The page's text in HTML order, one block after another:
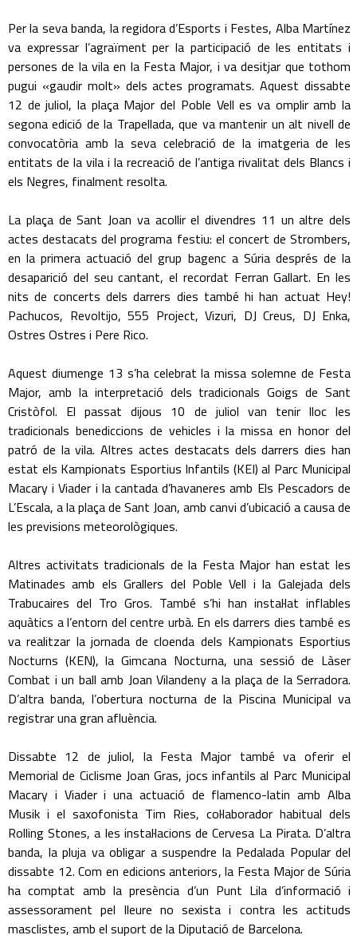
Per la seva banda, la regidora d’Esports i Festes, Alba Martínez
va expressar l’agraïment per la participació de les entitats i
persones de la vila en la Festa Major, i va desitjar que tothom
pugui «gaudir molt» dels actes programats. Aquest dissabte
12 de juliol, la plaça Major del Poble Vell es va omplir amb la
segona edició de la Trapellada, que va mantenir un alt nivell de
convocatòria amb la seva celebració de la imatgeria de les
entitats de la vila i la recreació de l’antiga rivalitat dels Blancs i
els Negres, finalment resolta.
La plaça de Sant Joan va acollir el divendres 11 un altre dels
actes destacats del programa festiu: el concert de Strombers,
en la primera actuació del grup bagenc a Súria després de la
desaparició del seu cantant, el recordat Ferran Gallart. En les
nits de concerts dels darrers dies també hi han actuat Hey!
Pachucos, Revoltijo, 555 Project, Vizuri, DJ Creus, DJ Enka,
Ostres Ostres i Pere Rico.
Aquest diumenge 13 s’ha celebrat la missa solemne de Festa
Major, amb la interpretació dels tradicionals Goigs de Sant
Cristòfol. El passat dijous 10 de juliol van tenir lloc les
tradicionals benediccions de vehicles i la missa en honor del
patró de la vila. Altres actes destacats dels darrers dies han
estat els Kampionats Esportius Infantils (KEI) al Parc Municipal
Macary i Viader i la cantada d’havaneres amb Els Pescadors de
L’Escala, a la plaça de Sant Joan, amb canvi d’ubicació a causa de
les previsions meteorològiques.
Altres activitats tradicionals de la Festa Major han estat les
Matinades amb els Grallers del Poble Vell i la Galejada dels
Trabucaires del Tro Gros. També s’hi han instal·lat inflables
aquàtics a l’entorn del centre urbà. En els darrers dies també es
va realitzar la jornada de cloenda dels Kampionats Esportius
Nocturns (KEN), la Gimcana Nocturna, una sessió de Làser
Combat i un ball amb Joan Vilandeny a la plaça de la Serradora.
D’altra banda, l’obertura nocturna de la Piscina Municipal va
registrar una gran afluència.
Dissabte 12 de juliol, la Festa Major també va oferir el
Memorial de Ciclisme Joan Gras, jocs infantils al Parc Municipal
Macary i Viader i una actuació de flamenco-latin amb Alba
Musik i el saxofonista Tim Ries, col·laborador habitual dels
Rolling Stones, a les instal·lacions de Cervesa La Pirata. D’altra
banda, la pluja va obligar a suspendre la Pedalada Popular del
dissabte 12. Com en edicions anteriors, la Festa Major de Súria
ha comptat amb la presència d’un Punt Lila d’informació i
assessorament pel lleure no sexista i contra les actituds
masclistes, amb el suport de la Diputació de Barcelona.